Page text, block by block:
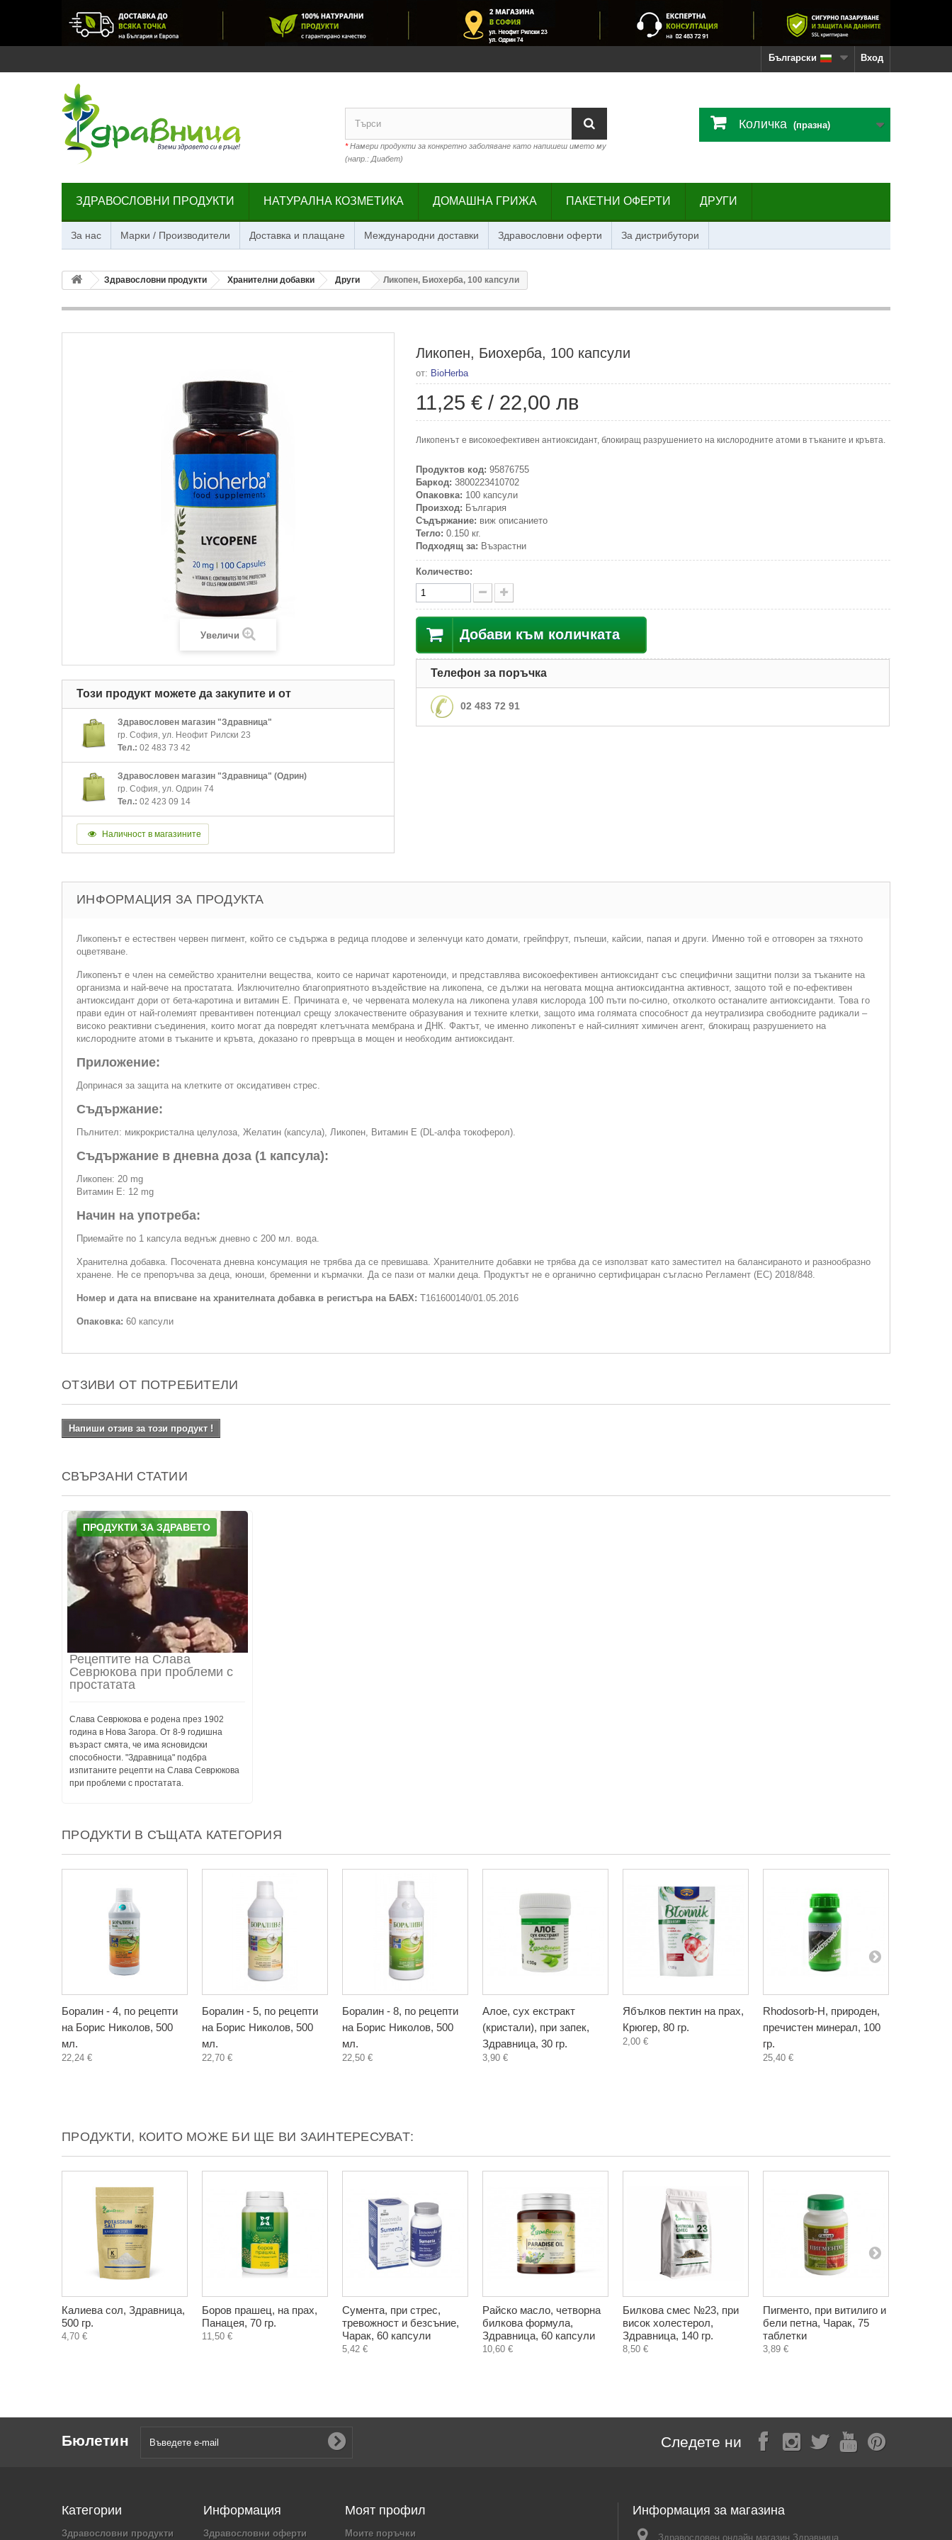
Вход
Български
*Намери продукти за конкретно заболяване като напишеш името му
(напр.: Диабет)
Количка (празна)
ЗДРАВОСЛОВНИ ПРОДУКТИ НАТУРАЛНА КОЗМЕТИКА ДОМАШНА ГРИЖА ПАКЕТНИ ОФЕРТИ ДРУГИ
За нас Марки / Производители Доставка и плащане Международни доставки Здравословни оферти За дистрибутори
Здравословни продукти Хранителни добавки Други Ликопен, Биохерба, 100 капсули
Увеличи
Този продукт можете да закупите и от
Здравословен магазин "Здравница"
гр. София, ул. Неофит Рилски 23
Тел.: 02 483 73 42
Здравословен магазин "Здравница" (Одрин)
гр. София, ул. Одрин 74
Тел.: 02 423 09 14
Наличност в магазините
Ликопен, Биохерба, 100 капсули
от: BioHerba
11,25 € / 22,00 лв
Ликопенът е високоефективен антиоксидант, блокиращ разрушението на кислородните атоми в тъканите и кръвта.
Продуктов код: 95876755
Баркод: 3800223410702
Опаковка: 100 капсули
Произход: България
Съдържание: виж описанието
Тегло: 0.150 кг.
Подходящ за: Възрастни
Количество:
Добави към количката
Телефон за поръчка
02 483 72 91
ИНФОРМАЦИЯ ЗА ПРОДУКТА
Ликопенът е естествен червен пигмент, който се съдържа в редица плодове и зеленчуци като домати, грейпфрут, пъпеши, кайсии, папая и други. Именно той е отговорен за тяхното
оцветяване.
Ликопенът е член на семейство хранителни вещества, които се наричат каротеноиди, и представлява високоефективен антиоксидант със специфични защитни ползи за тъканите на
организма и най-вече на простатата. Изключително благоприятното въздействие на ликопена, се дължи на неговата мощна антиоксидантна активност, защото той е по-ефективен
антиоксидант дори от бета-каротина и витамин Е. Причината е, че червената молекула на ликопена улавя кислорода 100 пъти по-силно, отколкото останалите антиоксиданти. Това го
прави един от най-големият превантивен потенциал срещу злокачествените образувания и техните клетки, защото има голямата способност да неутрализира свободните радикали –
високо реактивни съединения, които могат да повредят клетъчната мембрана и ДНК. Фактът, че именно ликопенът е най-силният химичен агент, блокиращ разрушението на
кислородните атоми в тъканите и кръвта, доказано го превръща в мощен и необходим антиоксидант.
Приложение:
Допринася за защита на клетките от оксидативен стрес.
Съдържание:
Пълнител: микрокристална целулоза, Желатин (капсула), Ликопен, Витамин Е (DL-алфа токоферол).
Съдържание в дневна доза (1 капсула):
Ликопен: 20 mg
Витамин Е: 12 mg
Начин на употреба:
Приемайте по 1 капсула веднъж дневно с 200 мл. вода.
Хранителна добавка. Посочената дневна консумация не трябва да се превишава. Хранителните добавки не трябва да се използват като заместител на балансираното и разнообразно
хранене. Не се препоръчва за деца, юноши, бременни и кърмачки. Да се пази от малки деца. Продуктът не е органично сертифицаран съгласно Регламент (ЕС) 2018/848.
Номер и дата на вписване на хранителната добавка в регистъра на БАБХ: Т161600140/01.05.2016
Опаковка: 60 капсули
ОТЗИВИ ОТ ПОТРЕБИТЕЛИ
Напиши отзив за този продукт !
СВЪРЗАНИ СТАТИИ
ПРОДУКТИ ЗА ЗДРАВЕТО
Рецептите на Слава
Севрюкова при проблеми с
простатата
Слава Севрюкова е родена през 1902
година в Нова Загора. От 8-9 годишна
възраст смята, че има ясновидски
способности. "Здравница" подбра
изпитаните рецепти на Слава Севрюкова
при проблеми с простатата.
ПРОДУКТИ В СЪЩАТА КАТЕГОРИЯ
Боралин - 4, по рецепти
на Борис Николов, 500
мл.
22,24 €
Боралин - 5, по рецепти
на Борис Николов, 500
мл.
22,70 €
Боралин - 8, по рецепти
на Борис Николов, 500
мл.
22,50 €
Алое, сух екстракт
(кристали), при запек,
Здравница, 30 гр.
3,90 €
Ябълков пектин на прах,
Крюгер, 80 гр.
2,00 €
Rhodosorb-H, природен,
пречистен минерал, 100
гр.
25,40 €
ПРОДУКТИ, КОИТО МОЖЕ БИ ЩЕ ВИ ЗАИНТЕРЕСУВАТ:
Калиева сол, Здравница,
500 гр.
4,70 €
Боров прашец, на прах,
Панацея, 70 гр.
11,50 €
Сумента, при стрес,
тревожност и безсъние,
Чарак, 60 капсули
5,42 €
Райско масло, четворна
билкова формула,
Здравница, 60 капсули
10,60 €
Билкова смес №23, при
висок холестерол,
Здравница, 140 гр.
8,50 €
Пигменто, при витилиго и
бели петна, Чарак, 75
таблетки
3,89 €
Бюлетин Следете ни
Категории
Здравословни продукти
Информация
Здравословни оферти
Моят профил
Моите поръчки
Информация за магазина
Здравословен онлайн магазин Здравница,